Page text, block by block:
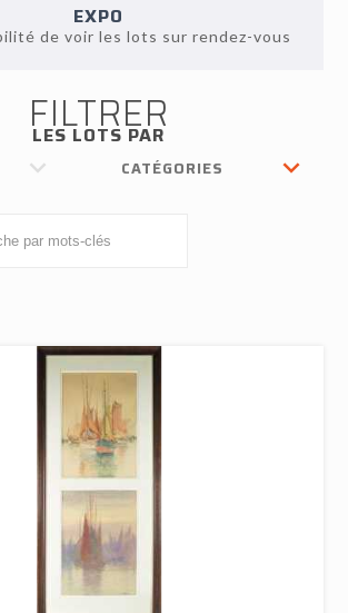
FILTRER
LES LOTS PAR
CATÉGORIES
EXPO
de voir les lots sur rendez-vous